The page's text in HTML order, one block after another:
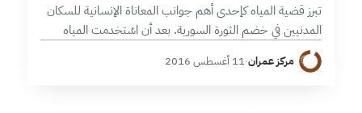
تبرز قضية المياه كإحدى أهم جوانب المعاناة الإنسانية للسكان
المدنيين في خضم الثورة السورية. بعد أن اسُتخدمت المياه
كوسيلة لتحقيق المكاسب العسكرية والسياسية والاقتصادية،
وأصبحت متلازمة إلى حد كبير مع…
مركز عمران·11 أغسطس 2016